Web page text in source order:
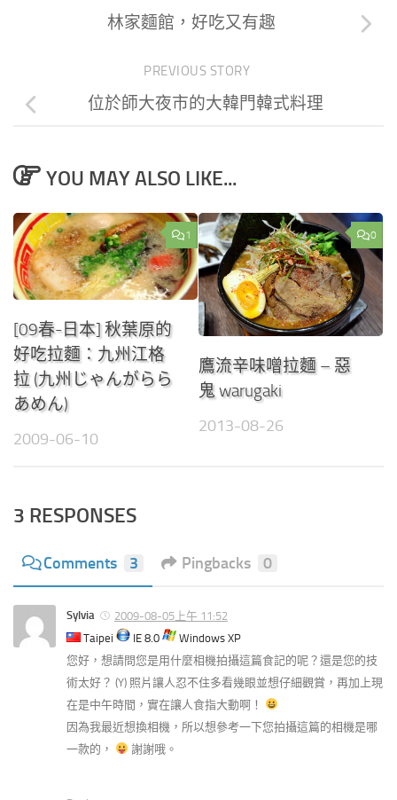
林家麵館，好吃又有趣
PREVIOUS STORY
位於師大夜市的大韓門韓式料理
YOU MAY ALSO LIKE...
1
[09春-日本] 秋葉原的
好吃拉麵：九州江格
拉 (九州じゃんがらら
あめん)
2009-06-10
0
鷹流辛味噌拉麵 – 惡
鬼 warugaki
2013-08-26
3 RESPONSES
Comments 3 Pingbacks 0
Sylvia
2009-08-05上午 11:52
Taipei
IE 8.0
Windows XP
您好，想請問您是用什麼相機拍攝這篇食記的呢？還是您的技
術太好？ (Y) 照片讓人忍不住多看幾眼並想仔細觀賞，再加上現
在是中午時間，實在讓人食指大動啊！
因為我最近想換相機，所以想參考一下您拍攝這篇的相機是哪
一款的，
謝謝哦。